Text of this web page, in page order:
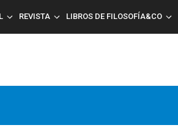
REVISTA LIBROS DE FILOSOFÍA&CO